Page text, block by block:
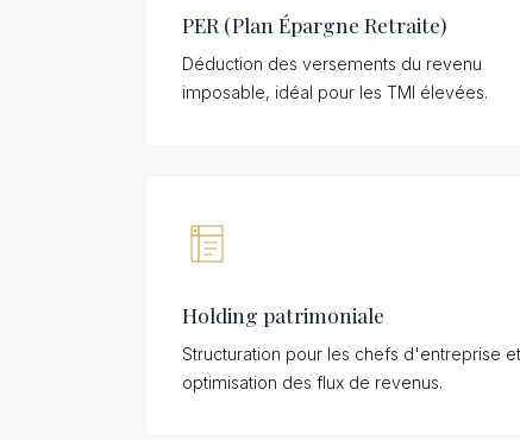
PER (Plan Épargne Retraite)
Déduction des versements du revenu
imposable, idéal pour les TMI élevées.
Holding patrimoniale
Structuration pour les chefs d'entreprise et
optimisation des flux de revenus.